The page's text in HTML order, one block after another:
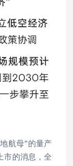
航母”的量产
市的消息，全